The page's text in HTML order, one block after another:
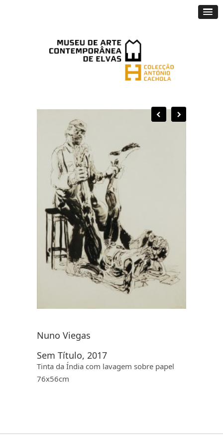
Nuno Viegas
Sem Título, 2017
Tinta da Índia com lavagem sobre papel
76x56cm